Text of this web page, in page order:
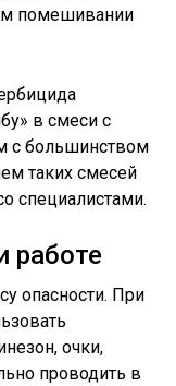
помешивании
в смеси с
с большинством
таких смесей
специалистами.
работе
опасности. При
очки,
проводить в